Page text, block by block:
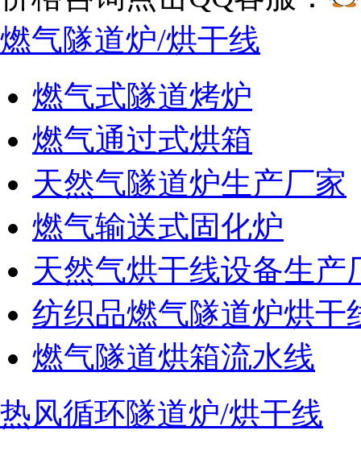
燃气隧道炉/烘干线
燃气式隧道烤炉
燃气通过式烘箱
天然气隧道炉生产厂家
燃气输送式固化炉
天然气烘干线设备生产
纺织品燃气隧道炉烘干
燃气隧道烘箱流水线
热风循环隧道炉/烘干线